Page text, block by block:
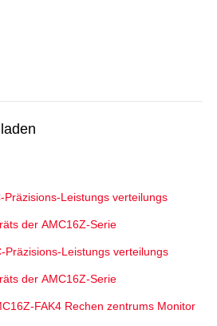
Präzisions-Leistungs verteilungs
der AMC16Z-Serie
Präzisions-Leistungs verteilungs
der AMC16Z-Serie
FAK4 Rechen zentrums Monitor